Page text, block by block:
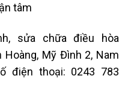
tâm
sửa chữa điều hòa
Hoàng, Mỹ Đình 2, Nam
điện thoại: 0243 783